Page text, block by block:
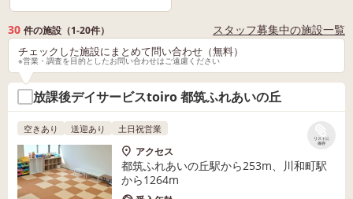
30 件の施設（1-20件） スタッフ募集中の施設一覧
チェックした施設にまとめて問い合わせ（無料）
※営業・調査を目的としたお問い合わせはご遠慮ください
放課後デイサービスtoiro 都筑ふれあいの丘
リストに
保存
空きあり 送迎あり 土日祝営業
アクセス
都筑ふれあいの丘駅から253m、川和町駅
から1264m